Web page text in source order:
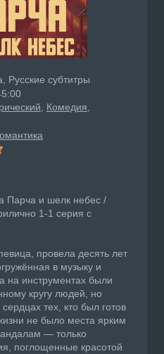
Русские субтитры
Комедия
Парча и шелк небес /
1-1 серия с
провела десять лет
в музыку и
на инструментах были
кругу людей, но
тех, кто был готов
не было места ярким
— только
поглощенные красотой